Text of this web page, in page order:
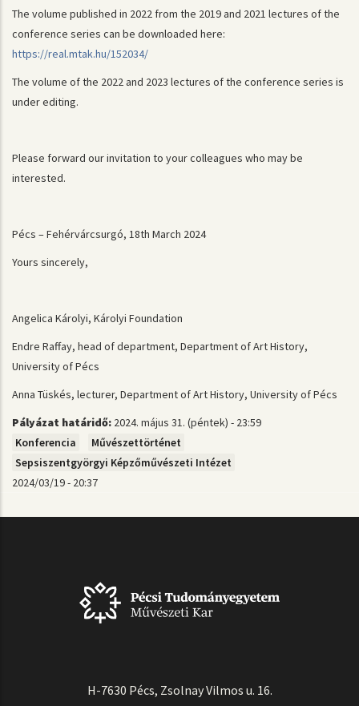
The volume published in 2022 from the 2019 and 2021 lectures of the
conference series can be downloaded here:
https://real.mtak.hu/152034/
The volume of the 2022 and 2023 lectures of the conference series is
under editing.
Please forward our invitation to your colleagues who may be
interested.
Pécs – Fehérvárcsurgó, 18th March 2024
Yours sincerely,
Angelica Károlyi, Károlyi Foundation
Endre Raffay, head of department, Department of Art History,
University of Pécs
Anna Tüskés, lecturer, Department of Art History, University of Pécs
Pályázat határidő: 2024. május 31. (péntek) - 23:59
Konferencia
Művészettörténet
Sepsiszentgyörgyi Képzőművészeti Intézet
2024/03/19 - 20:37
H-7630 Pécs, Zsolnay Vilmos u. 16.